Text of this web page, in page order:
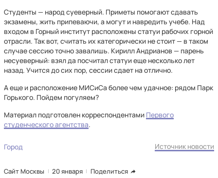
Студенты — народ суеверный. Приметы помогают сдавать
экзамены, жить припеваючи, а могут и навредить учебе. Над
входом в Горный институт расположены статуи рабочих горной
отрасли. Так вот, считать их категорически не стоит — в таком
случае сессию точно завалишь. Кирилл Андрианов — парень
несуеверный: взял да посчитал статуи еще несколько лет
назад. Учится до сих пор, сессии сдает на отлично.
А еще и расположение МИСиСа более чем удачное: рядом Парк
Горького. Пойдем погуляем?
Материал подготовлен корреспондентами Первого
студенческого агентства.
Город Источник новости
Сайт Москвы 20 января Поделиться